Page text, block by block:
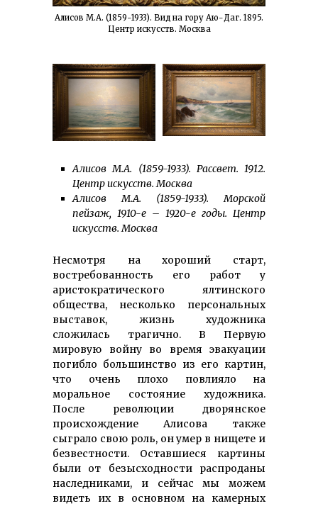
Алисов М.А. (1859-1933). Вид на гору Аю-Даг. 1895.
Центр искусств. Москва
Алисов М.А. (1859-1933). Рассвет. 1912.
Центр искусств. Москва
Алисов М.А. (1859-1933). Морской
пейзаж, 1910-е – 1920-е годы. Центр
искусств. Москва
Несмотря на хороший старт,
востребованность его работ у
аристократического ялтинского
общества, несколько персональных
выставок, жизнь художника
сложилась трагично. В Первую
мировую войну во время эвакуации
погибло большинство из его картин,
что очень плохо повлияло на
моральное состояние художника.
После революции дворянское
происхождение Алисова также
сыграло свою роль, он умер в нищете и
безвестности. Оставшиеся картины
были от безысходности распроданы
наследниками, и сейчас мы можем
видеть их в основном на камерных